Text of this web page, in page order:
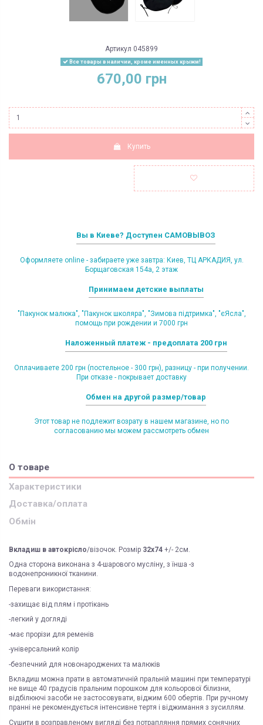
Артикул 045899
Все товары в наличии, кроме именных крыжм!
670,00 грн
Купить
Вы в Киеве? Доступен САМОВЫВОЗ
Оформляете online - забираете уже завтра: Киев, ТЦ АРКАДИЯ, ул.
Борщаговская 154а, 2 этаж
Принимаем детские выплаты
"Пакунок малюка", "Пакунок школяра", "Зимова підтримка", "єЯсла",
помощь при рождении и 7000 грн
Наложенный платеж - предоплата 200 грн
Оплачиваете 200 грн (постельное - 300 грн), разницу - при получении.
При отказе - покрывает доставку
Обмен на другой размер/товар
Этот товар не подлежит возрату в нашем магазине, но по
согласованию мы можем рассмотреть обмен
О товаре
Характеристики
Доставка/оплата
Обмін
Вкладиш в автокрісло/візочок. Розмір 32х74 +/- 2см.
Одна сторона виконана з 4-шарового мусліну, з їнша -з
водонепроникної тканини.
Переваги використання:
-захищає від плям і протікань
-легкий у догляді
-має прорізи для ременів
-універсальний колір
-безпечний для новонароджених та малюків
Вкладиш можна прати в автоматичній пральній машині при температурі
не вище 40 градусів пральним порошком для кольорової білизни,
відбілюючі засоби не застосовувати, віджим 600 обертів. При ручному
пранні не рекомендується інтенсивне тертя і віджимання з зусиллям.
Сушити в розправленому вигляді без потрапляння прямих сонячних